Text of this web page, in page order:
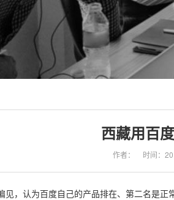
西藏用百
作者： 时间：
，认为百度自己的产品排在、第二名是正